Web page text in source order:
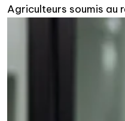
Agriculteurs soumis au